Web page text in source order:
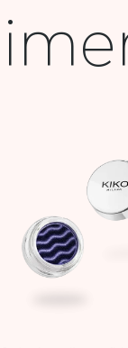
initial
était :